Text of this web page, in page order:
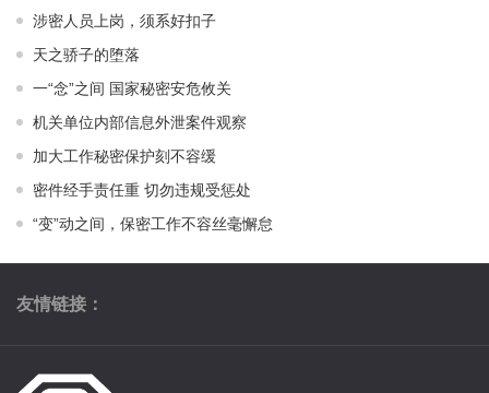
涉密人员上岗，须系好扣子
天之骄子的堕落
一“念”之间 国家秘密安危攸关
机关单位内部信息外泄案件观察
加大工作秘密保护刻不容缓
密件经手责任重 切勿违规受惩处
“变”动之间，保密工作不容丝毫懈怠
友情链接：